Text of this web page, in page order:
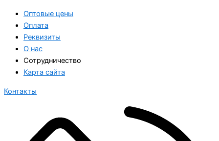
Оптовые цены
Оплата
Реквизиты
О нас
Сотрудничество
Карта сайта
Контакты